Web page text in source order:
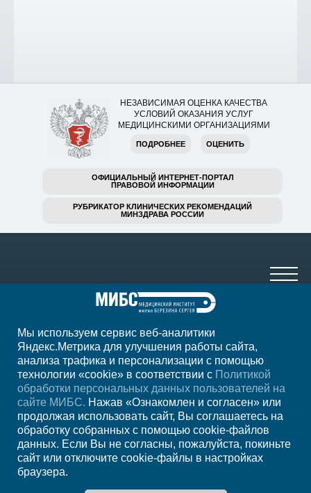
НЕЗАВИСИМАЯ ОЦЕНКА КАЧЕСТВА
УСЛОВИЙ ОКАЗАНИЯ УСЛУГ
МЕДИЦИНСКИМИ ОРГАНИЗАЦИЯМИ
ПОДРОБНЕЕ ОЦЕНИТЬ
ОФИЦИАЛЬНЫЙ ИНТЕРНЕТ-ПОРТАЛ
ПРАВОВОЙ ИНФОРМАЦИИ
РУБРИКАТОР КЛИНИЧЕСКИХ РЕКОМЕНДАЦИЙ
МИНЗДРАВА РОССИИ
+7 (8342) 77-77-37
ежедн. 7:00-23:00
РегионСаранск
Записаться на
прием
Мы используем сервис веб-аналитики
Яндекс.Метрика для улучшения работы сайта,
анализа трафика и персонализации с помощью
технологии «cookie» в соответствии с Политикой
обработки персональных данных пользователей на
сайте МИБС. Нажав «Ознакомлен и согласен» или
продолжая использовать сайт, Вы соглашаетесь на
обработку собранных с помощью cookie-файлов
данных. Если Вы не согласны, пожалуйста, покиньте
сайт или отключите cookie-файлы в настройках
браузера.